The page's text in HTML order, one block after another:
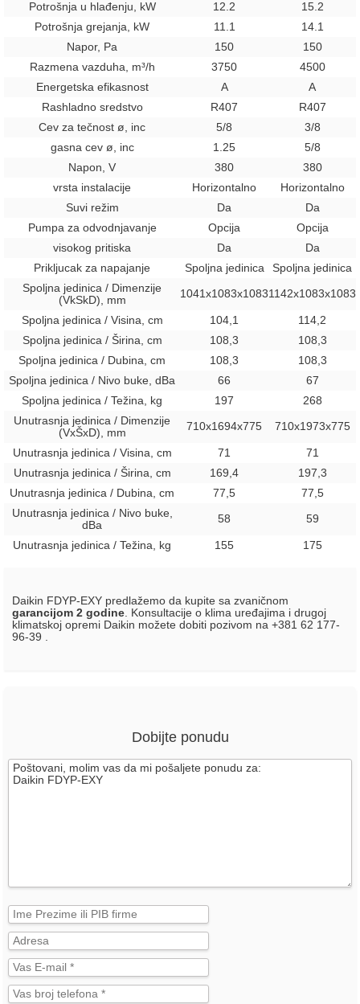
Potrošnja u hlađenju, kW
12.2
15.2
Potrošnja grejanja, kW
11.1
14.1
Napor, Pa
150
150
Razmena vazduha, m³/h
3750
4500
Energetska efikasnost
A
A
Rashladno sredstvo
R407
R407
Cev za tečnost ø, inc
5/8
3/8
gasna cev ø, inc
1.25
5/8
Napon, V
380
380
vrsta instalacije
Horizontalno
Horizontalno
Suvi režim
Da
Da
Pumpa za odvodnjavanje
Opcija
Opcija
visokog pritiska
Da
Da
Prikljucak za napajanje
Spoljna jedinica
Spoljna jedinica
Spoljna jedinica / Dimenzije
(VkSkD), mm
1041х1083х10831142х1083х1083
Spoljna jedinica / Visina, сm 104,1
114,2
Spoljna jedinica / Širina, сm
108,3
108,3
Spoljna jedinica / Dubina, сm
108,3
108,3
Spoljna jedinica / Nivo buke, dBa
66
67
Spoljna jedinica / Težina, kg
197
268
Unutrasnja jedinica / Dimenzije
(VxŠxD), mm
710х1694х775 710х1973х775
Unutrasnja jedinica / Visina, сm 71
71
Unutrasnja jedinica / Širina, сm
169,4
197,3
Unutrasnja jedinica / Dubina, сm
77,5
77,5
Unutrasnja jedinica / Nivo buke,
dBa
58 59
Unutrasnja jedinica / Težina, kg 155 175
Daikin FDYP-EXY predlažemo da kupite sa zvaničnom
garancijom 2 godine. Konsultacije o klima uređajima i drugoj
klimatskoj opremi Daikin možete dobiti pozivom na +381 62 177-
96-39 .
Dobijte ponudu